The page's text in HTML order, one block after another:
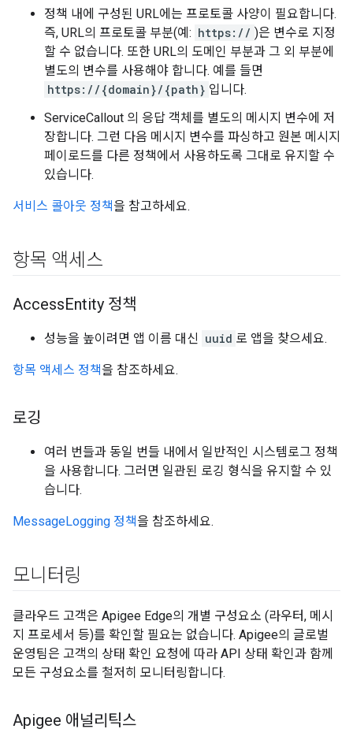
정책 내에 구성된 URL에는 프로토콜 사양이 필요합니다.
즉, URL의 프로토콜 부분(예: https:// )은 변수로 지정
할 수 없습니다. 또한 URL의 도메인 부분과 그 외 부분에
별도의 변수를 사용해야 합니다. 예를 들면
https://{domain}/{path} 입니다.
ServiceCallout 의 응답 객체를 별도의 메시지 변수에 저
장합니다. 그런 다음 메시지 변수를 파싱하고 원본 메시지
페이로드를 다른 정책에서 사용하도록 그대로 유지할 수
있습니다.
서비스 콜아웃 정책 을 참고하세요.
항목 액세스
AccessEntity 정책
성능을 높이려면 앱 이름 대신 uuid 로 앱을 찾으세요.
항목 액세스 정책 을 참조하세요.
로깅
여러 번들과 동일 번들 내에서 일반적인 시스템로그 정책
을 사용합니다. 그러면 일관된 로깅 형식을 유지할 수 있
습니다.
MessageLogging 정책 을 참조하세요.
모니터링
클라우드 고객은 Apigee Edge의 개별 구성요소 (라우터, 메시
지 프로세서 등)를 확인할 필요는 없습니다. Apigee의 글로벌
운영팀은 고객의 상태 확인 요청에 따라 API 상태 확인과 함께
모든 구성요소를 철저히 모니터링합니다.
Apigee 애널리틱스